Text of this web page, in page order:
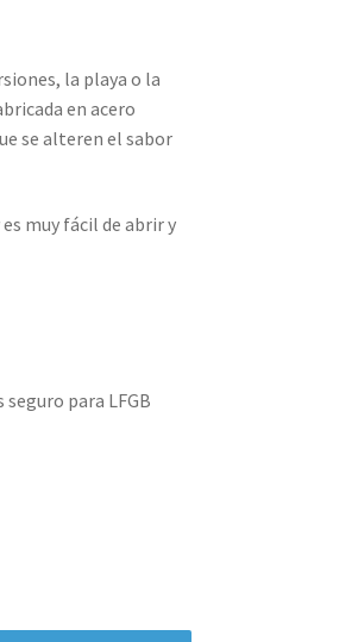
la playa o la
en acero
se alteren el sabor
muy fácil de abrir y
para LFGB